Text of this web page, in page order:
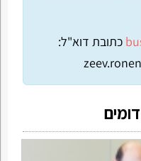
כתובת דוא"ל: